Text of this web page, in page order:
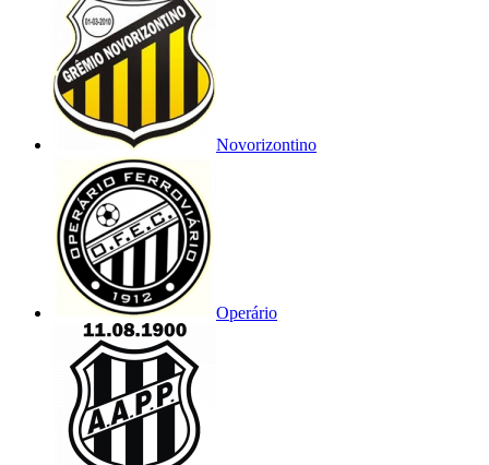
Novorizontino
Operário